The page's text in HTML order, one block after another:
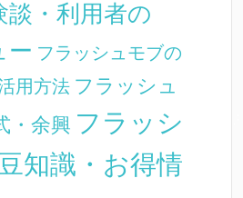
談・利用者の
ー フラッシュモブの
用方法 フラッシュ
・余興 フラッシ
知識・お得情